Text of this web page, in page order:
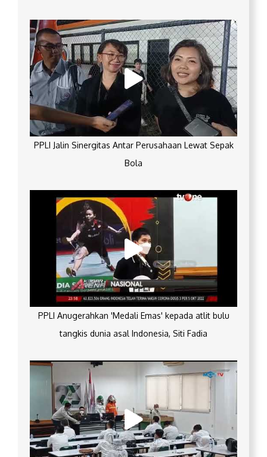
PPLI Jalin Sinergitas Antar Perusahaan Lewat Sepak
Bola
PPLI Anugerahkan 'Medali Emas' kepada atlit bulu
tangkis dunia asal Indonesia, Siti Fadia